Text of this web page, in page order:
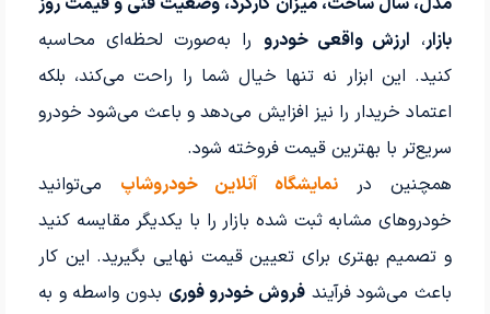
بازار، ارزش واقعی خودرو را به‌صورت لحظه‌ای محاسبه
کنید. این ابزار نه تنها خیال شما را راحت می‌کند، بلکه
اعتماد خریدار را نیز افزایش می‌دهد و باعث می‌شود خودرو
سریع‌تر با بهترین قیمت فروخته شود.
همچنین درنمایشگاه آنلاین خودروشاپ می‌توانید
خودروهای مشابه ثبت شده بازار را با یکدیگر مقایسه کنید
و تصمیم بهتری برای تعیین قیمت نهایی بگیرید. این کار
باعث می‌شود فرآیندفروش خودرو فوری بدون واسطه و به